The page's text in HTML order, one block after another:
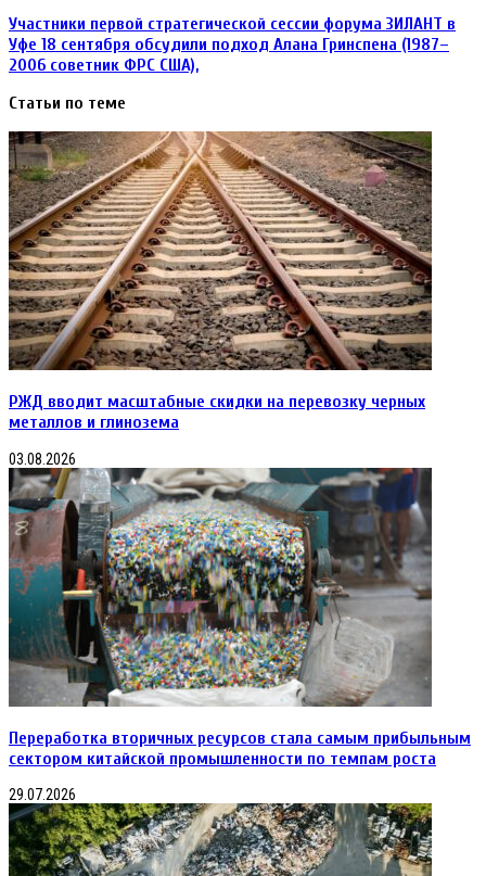
НСРО
РУСЛОМ.КОM
и
Ассоциацией
предприятий
предприятиями
НОВОСТАЛЬ-
М
и
СнабСервис,
при
поддержке
Абинского
электрометаллургического
завода
Участники
первой
стратегической
сессии
ЗИЛАНТ
Уфе
18
сентября
обсудили
подход
Алана
Гринспена
(1987–
2006
советник
ФРС
США),
Участники первой стратегической сессии форума ЗИЛАНТ в
Уфе 18 сентября обсудили подход Алана Гринспена (1987–
2006 советник ФРС США),
Статьи по теме
РЖД вводит масштабные скидки на перевозку черных
металлов и глинозема
03.08.2026
Переработка вторичных ресурсов стала самым прибыльным
сектором китайской промышленности по темпам роста
29.07.2026